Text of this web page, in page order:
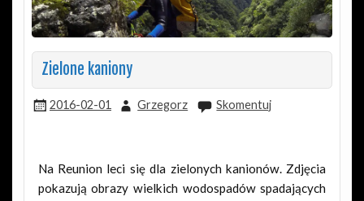
Zielone kaniony
2016-02-01 Grzegorz Skomentuj
Na Reunion leci się dla zielonych kanionów. Zdjęcia
pokazują obrazy wielkich wodospadów spadających